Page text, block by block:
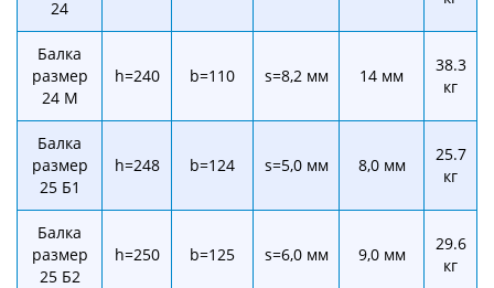
24
Балка
размер
24 М
h=240 b=110 s=8,2 мм 14 мм
38.3
кг
Балка
размер
25 Б1
h=248 b=124 s=5,0 мм 8,0 мм
25.7
кг
Балка
размер
25 Б2
h=250 b=125 s=6,0 мм 9,0 мм
29.6
кг